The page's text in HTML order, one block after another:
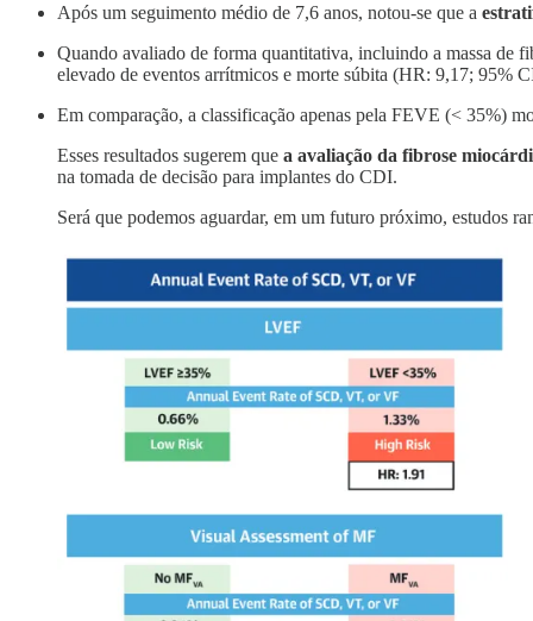
Após um seguimento médio de 7,6 anos, notou-se que a
Quando avaliado de forma quantitativa, incluindo a massa de
elevado de eventos arrítmicos e morte súbita (HR: 9,17; 95%
Em comparação, a classificação apenas pela FEVE (< 35%)
Esses resultados sugerem que a avaliação da fibrose
na tomada de decisão para implantes do CDI.
Será que podemos aguardar, em um futuro próximo, estudos